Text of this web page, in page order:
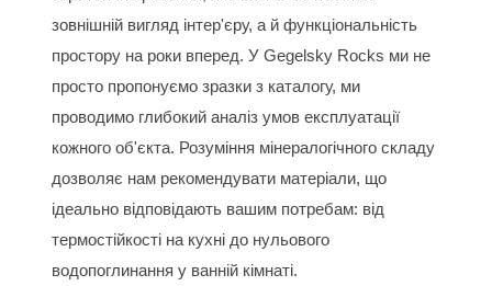
зовнішній вигляд інтер'єру, а й функціональність
простору на роки вперед. У Gegelsky Rocks ми не
просто пропонуємо зразки з каталогу, ми
проводимо глибокий аналіз умов експлуатації
кожного об'єкта. Розуміння мінералогічного складу
дозволяє нам рекомендувати матеріали, що
ідеально відповідають вашим потребам: від
термостійкості на кухні до нульового
водопоглинання у ванній кімнаті.